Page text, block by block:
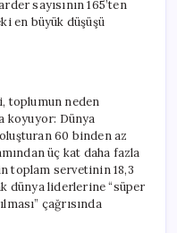
sayısının 165’ten
en büyük düşüşü
toplumun neden
koyuyor: Dünya
60 binden az
üç kat daha fazla
toplam servetinin 18,3
dünya liderlerine “süper
çağrısında